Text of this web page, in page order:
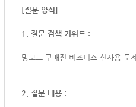
[질문 양식]
1. 질문 검색 키워드 :
망보드 구매전 비즈니스 선사용 문제
2. 질문 내용 :